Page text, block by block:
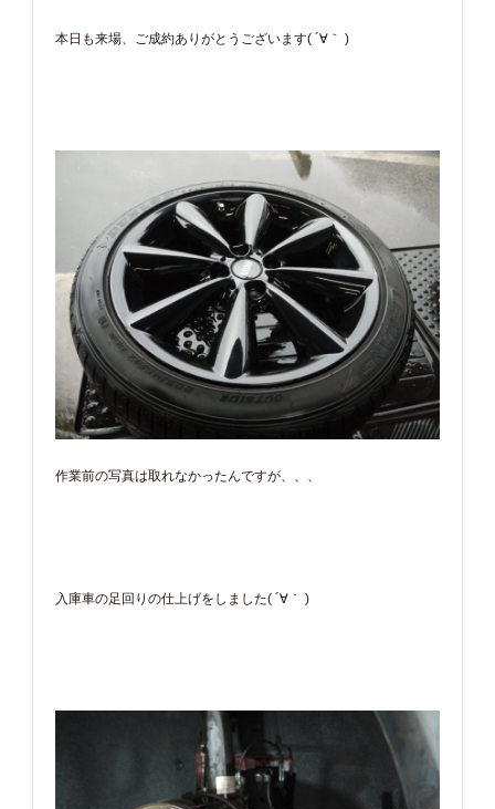
本日も来場、ご成約ありがとうございます( ´∀｀ )
作業前の写真は取れなかったんですが、、、
入庫車の足回りの仕上げをしました( ´∀｀ )